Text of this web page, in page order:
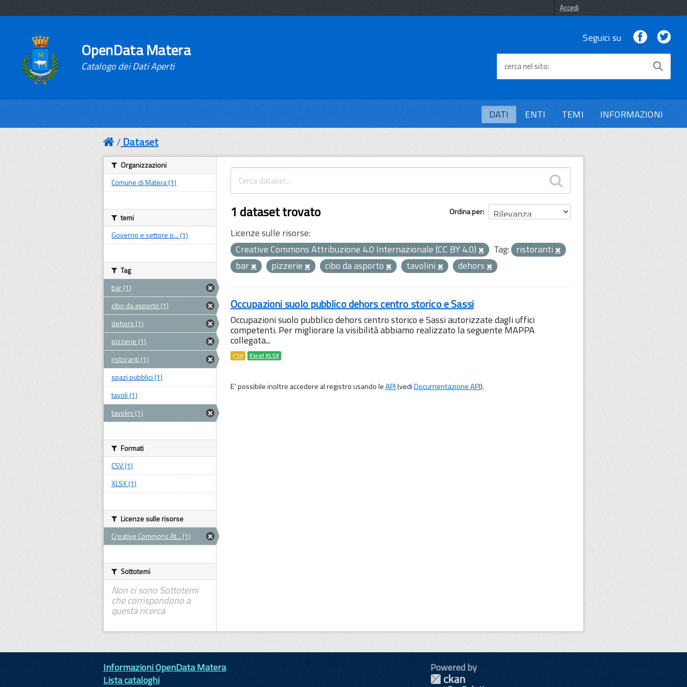
Accedi
OpenData Matera
Catalogo dei Dati Aperti
Seguici su Facebook
cerca nel sito
DATI ENTI TEMI INFORMAZIONI
Dataset
Ordina per
1 dataset trovato
Licenze sulle risorse:
Creative Commons Attribuzione 4.0 Internazionale (CC BY 4.0)
Tag: ristoranti
bar
pizzerie cibo da asporto tavolini dehors
Occupazioni suolo pubblico dehors centro storico e Sassi
Occupazioni suolo pubblico dehors centro storico e Sassi autorizzate dagli uffici
competenti. Per migliorare la visibilità abbiamo realizzato la seguente MAPPA
collegata...
CSV Excel XLSX
E' possibile inoltre accedere al registro usando leAPI(vediDocumentazione API).
Organizzazioni
Comune di Matera (1)
temi
Governo e settore p... (1)
Tag
bar (1)
cibo da asporto (1)
dehors (1)
pizzerie (1)
ristoranti (1)
spazi pubblici (1)
tavoli (1)
tavolini (1)
Formati
CSV (1)
XLSX (1)
Licenze sulle risorse
Creative Commons At... (1)
Sottotemi
Non ci sono Sottotemi
che corrispondono a
questa ricerca
Informazioni OpenData Matera
Lista cataloghi
Powered by